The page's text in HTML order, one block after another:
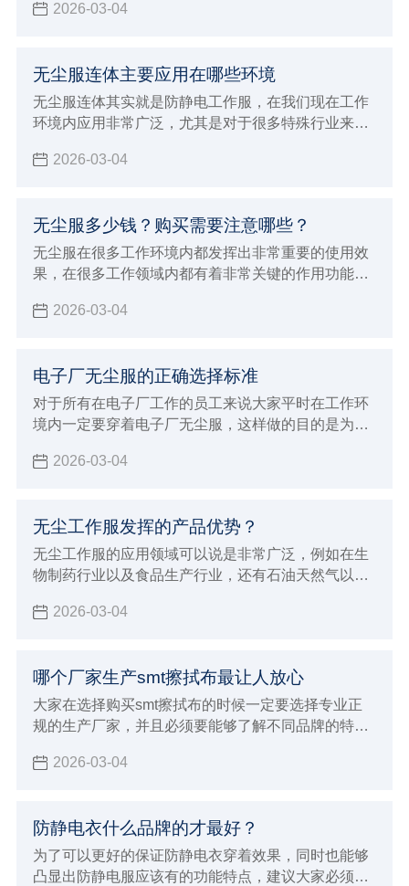
电劳保服确实也能够给大家带来更好的穿着效果，在
满足各种不同工业环境的生产加工要求，对于应对各
种特殊工作来说会有非常好的保障，在特殊的环境内
避免静电造成严重的影响。
2026-03-04
无尘服连体主要应用在哪些环境
无尘服连体其实就是防静电工作服，在我们现在工作
环境内应用非常广泛，尤其是对于很多特殊行业来说
出灰尘，而且能够达到很好的防静电效果，所以对于
2026-03-04
无尘服多少钱？购买需要注意哪些？
无尘服在很多工作环境内都发挥出非常重要的使用效
果，在很多工作领域内都有着非常关键的作用功能，
2026-03-04
电子厂无尘服的正确选择标准
对于所有在电子厂工作的员工来说大家平时在工作环
境内一定要穿着电子厂无尘服，这样做的目的是为了
种电子仪器造成损伤
2026-03-04
无尘工作服发挥的产品优势？
无尘工作服的应用领域可以说是非常广泛，例如在生
物制药行业以及食品生产行业，还有石油天然气以及
工要求，在进行穿着的时候非常贴身舒适，而且能够
的优点，在进行应用的过程当中也能够展现出非常多
的产品优势，可以满足各种不同环境的严苛要求。
2026-03-04
哪个厂家生产smt擦拭布最让人放心
大家在选择购买smt擦拭布的时候一定要选择专业正
规的生产厂家，并且必须要能够了解不同品牌的特
避免影响到自己对于smt擦拭布的使用效果，建议大
布更放心，选择专业正规值得信赖的厂家来进行生
产，在合作的时候自然就会给大家带来更好的体验，
也能够发挥出更好的生产加工优势。
2026-03-04
防静电衣什么品牌的才最好？
为了可以更好的保证防静电衣穿着效果，同时也能够
凸显出防静电服应该有的功能特点，建议大家必须要